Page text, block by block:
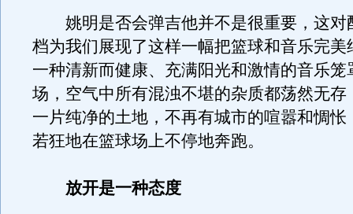
姚明是否会弹吉他并不是很重要，这对
档为我们展现了这样一幅把篮球和音乐完美
一种清新而健康、充满阳光和激情的音乐笼
场，空气中所有混浊不堪的杂质都荡然无存
一片纯净的土地，不再有城市的喧嚣和惆怅
若狂地在篮球场上不停地奔跑。
放开是一种态度